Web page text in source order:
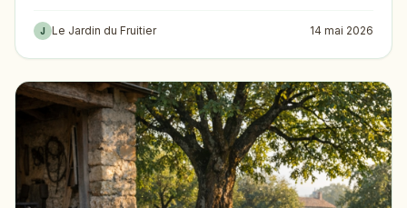
J Le Jardin du Fruitier 14 mai 2026